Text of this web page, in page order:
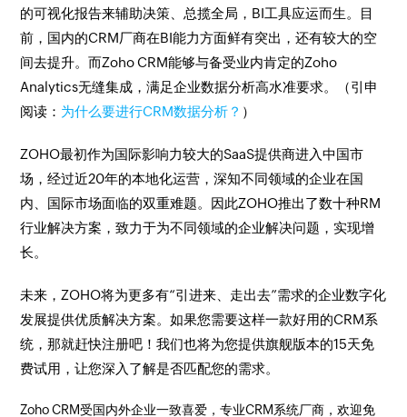
的可视化报告来辅助决策、总揽全局，BI工具应运而生。目
前，国内的CRM厂商在BI能力方面鲜有突出，还有较大的空
间去提升。而Zoho CRM能够与备受业内肯定的Zoho
Analytics无缝集成，满足企业数据分析高水准要求。（引申
阅读： 为什么要进行CRM数据分析？ ）
ZOHO最初作为国际影响力较大的SaaS提供商进入中国市
场，经过近20年的本地化运营，深知不同领域的企业在国
内、国际市场面临的双重难题。因此ZOHO推出了数十种RM
行业解决方案，致力于为不同领域的企业解决问题，实现增
长。
未来，ZOHO将为更多有“引进来、走出去”需求的企业数字化
发展提供优质解决方案。如果您需要这样一款好用的CRM系
统，那就赶快注册吧！我们也将为您提供旗舰版本的15天免
费试用，让您深入了解是否匹配您的需求。
Zoho CRM受国内外企业一致喜爱，专业CRM系统厂商，欢迎免